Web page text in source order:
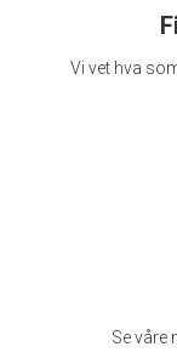
Vi vet hva
Se våre